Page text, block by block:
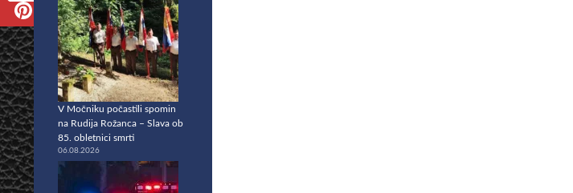
V Močniku počastili spomin
na Rudija Rožanca – Slava ob
85. obletnici smrti
06.08.2026